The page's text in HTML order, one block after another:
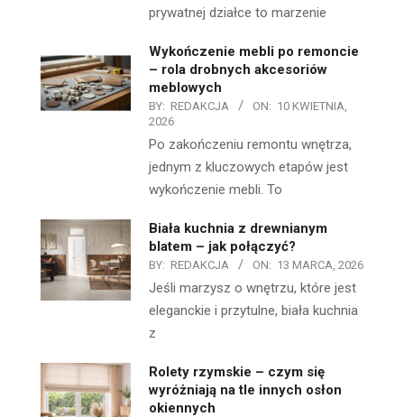
prywatnej działce to marzenie
Wykończenie mebli po remoncie
– rola drobnych akcesoriów
meblowych
BY: REDAKCJA ON: 10 KWIETNIA,
2026
Po zakończeniu remontu wnętrza,
jednym z kluczowych etapów jest
wykończenie mebli. To
Biała kuchnia z drewnianym
blatem – jak połączyć?
BY: REDAKCJA ON: 13 MARCA, 2026
Jeśli marzysz o wnętrzu, które jest
eleganckie i przytulne, biała kuchnia
z
Rolety rzymskie – czym się
wyróżniają na tle innych osłon
okiennych